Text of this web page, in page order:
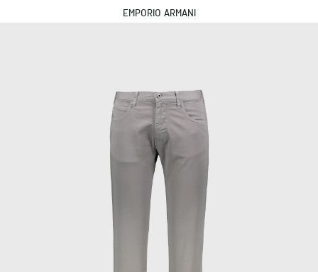
EMPORIO ARMANI